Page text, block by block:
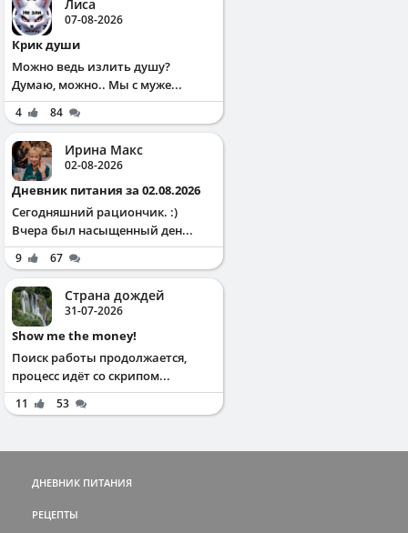
Лиса
07-08-2026
Крик души
Можно ведь излить душу?
Думаю, можно.. Мы с муже...
4 84
Ирина Макс
02-08-2026
Дневник питания за 02.08.2026
Сегодняшний рациончик. :)
Вчера был насыщенный ден...
9 67
Страна дождей
31-07-2026
Show me the money!
Поиск работы продолжается,
процесс идёт со скрипом...
11 53
ДНЕВНИК ПИТАНИЯ
РЕЦЕПТЫ